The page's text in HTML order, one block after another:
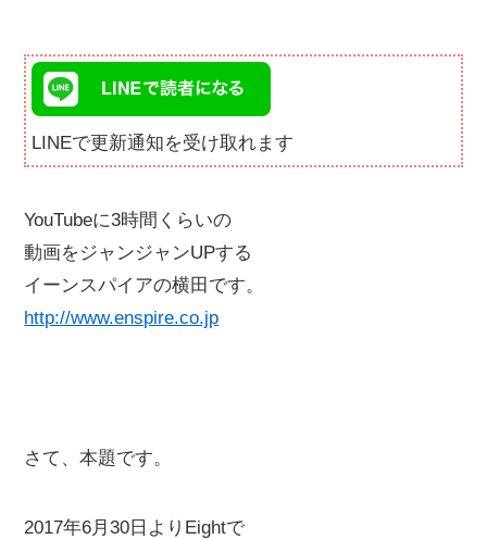
LINEで更新通知を受け取れます
YouTubeに3時間くらいの
動画をジャンジャンUPする
イーンスパイアの横田です。
http://www.enspire.co.jp
さて、本題です。
2017年6月30日よりEightで